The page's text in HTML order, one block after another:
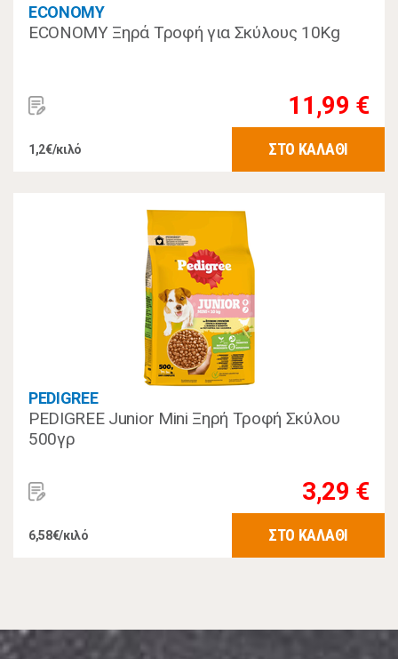
ECONOMY
ECONOMY Ξηρά Τροφή για Σκύλους 10Kg
11,99 €
1,2€/κιλό ΣΤΟ ΚΑΛΑΘΙ
PEDIGREE
PEDIGREE Junior Mini Ξηρή Τροφή Σκύλου
500γρ
3,29 €
6,58€/κιλό ΣΤΟ ΚΑΛΑΘΙ